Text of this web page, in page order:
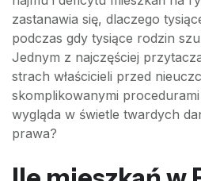
zastanawia się, dlaczego
podczas gdy tysiące rodzin
Jednym z najczęściej
strach właścicieli przed
skomplikowanymi
wygląda w świetle twardych
prawa?